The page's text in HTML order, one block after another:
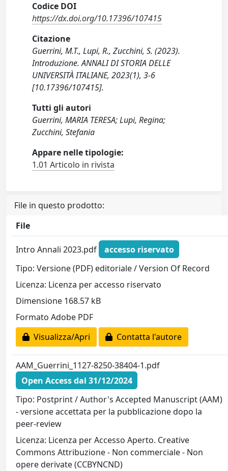
Codice DOI
https://dx.doi.org/10.17396/107415
Citazione
Guerrini, M.T., Lupi, R., Zucchini, S. (2023).
Introduzione. ANNALI DI STORIA DELLE
UNIVERSITÀ ITALIANE, 2023(1), 3-6
[10.17396/107415].
Tutti gli autori
Guerrini, MARIA TERESA; Lupi, Regina;
Zucchini, Stefania
Appare nelle tipologie:
1.01 Articolo in rivista
File in questo prodotto:
File
Intro Annali 2023.pdf
accesso riservato
Tipo: Versione (PDF) editoriale / Version Of Record
Licenza: Licenza per accesso riservato
Dimensione 168.57 kB
Formato Adobe PDF
Visualizza/Apri
Contatta l'autore
AAM_Guerrini_1127-8250-38404-1.pdf
Open Access dal 31/12/2024
Tipo: Postprint / Author's Accepted Manuscript (AAM)
- versione accettata per la pubblicazione dopo la
peer-review
Licenza: Licenza per Accesso Aperto. Creative
Commons Attribuzione - Non commerciale - Non
opere derivate (CCBYNCND)